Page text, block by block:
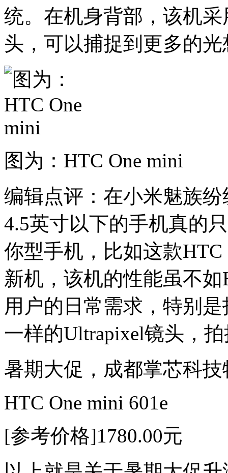
统。在机身背部，该机
头，可以捕捉到更多的
图为：HTC One mini
编辑点评：在小米魅族
4.5英寸以下的手机真的
你型手机，比如这款
新机，该机的性能虽不
用户的日常需求，特别
一样的Ultrapixel镜头，
暑期大促，成都掌芯科
HTC One mini 601e
[参考价格]1780.00元